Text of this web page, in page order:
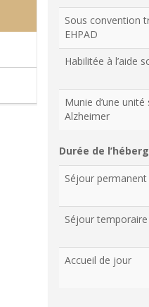
Sous convention
EHPAD
Habilitée à l’aide
Munie d’une unité
Alzheimer
Durée de
Séjour permanent
Séjour temporaire
Accueil de jour